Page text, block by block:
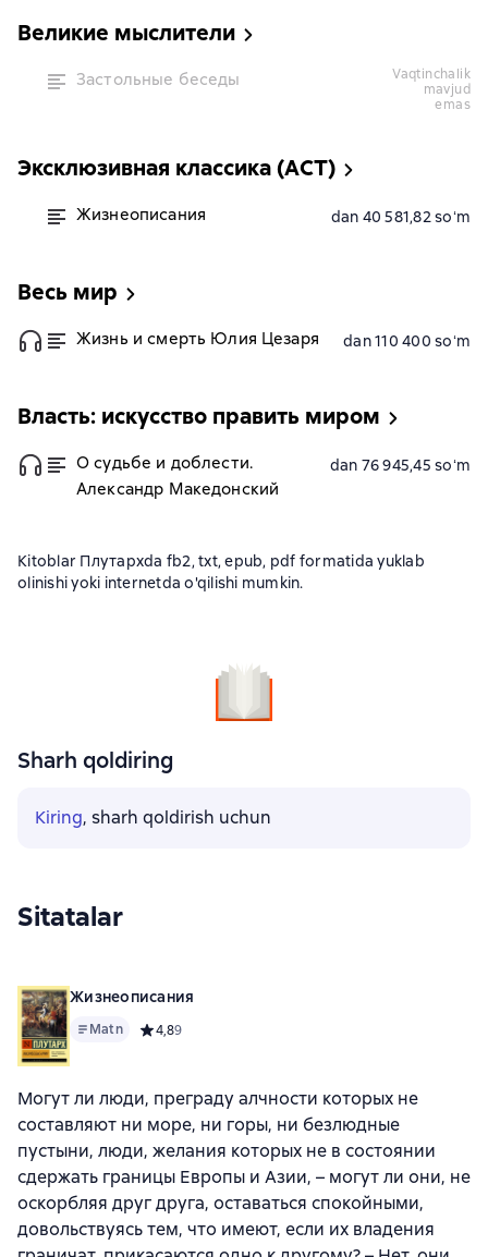
Великие мыслители
Застольные беседы
vaqtinchalik
mavjud
emas
Эксклюзивная классика (АСТ)
Жизнеописания dan 40 581,82 soʻm
Весь мир
Жизнь и смерть Юлия Цезаря dan 110 400 soʻm
Власть: искусство править миром
О судьбе и доблести.
Александр Македонский
dan 76 945,45 soʻm
Kitoblar Плутархda fb2, txt, epub, pdf formatida yuklab
olinishi yoki internetda o'qilishi mumkin.
Sharh qoldiring
Kiring, sharh qoldirish uchun
Sitatalar
Жизнеописания
Matn Средний рейтинг 4,8 на основе 9 оценок
4,89
Могут ли люди, преграду алчности которых не
составляют ни море, ни горы, ни безлюдные
пустыни, люди, желания которых не в состоянии
сдержать границы Европы и Азии, – могут ли они, не
оскорбляя друг друга, оставаться спокойными,
довольствуясь тем, что имеют, если их владения